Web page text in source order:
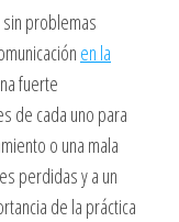
problemas
en la
fuerte
de cada uno para
o una mala
perdidas y a un
de la práctica